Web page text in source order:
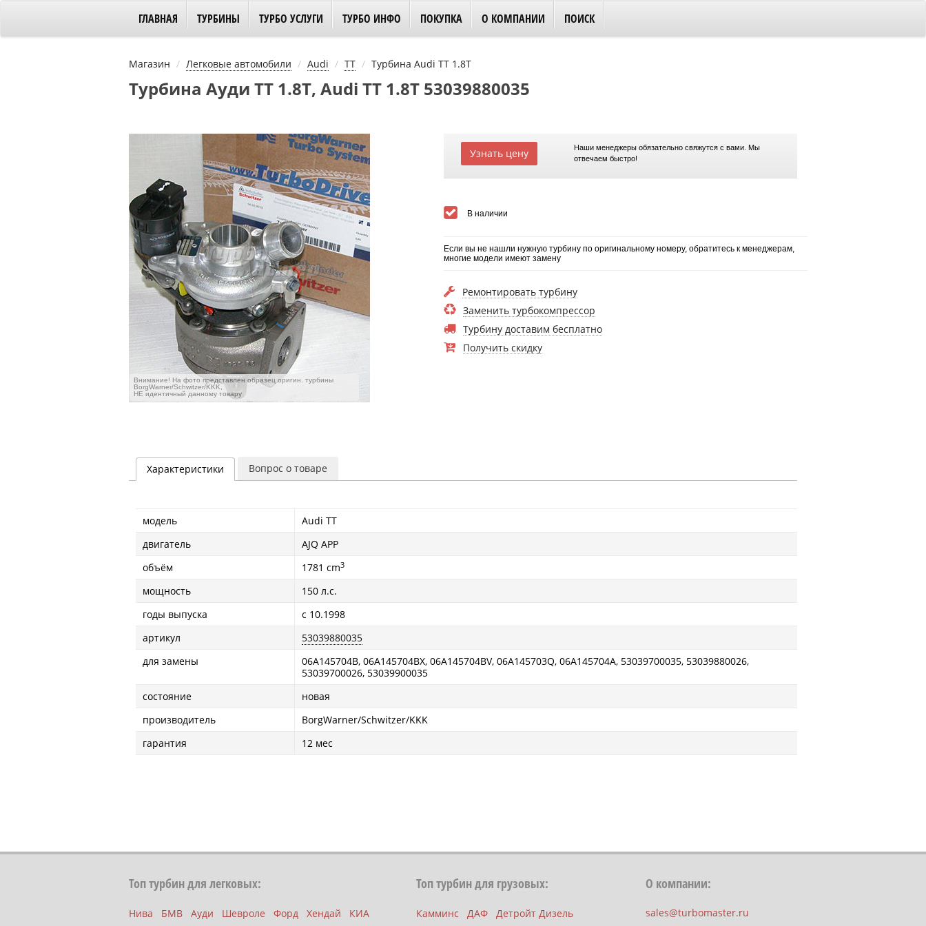
ГЛАВНАЯ ТУРБИНЫ ТУРБО УСЛУГИ ТУРБО ИНФО ПОКУПКА О КОМПАНИИ ПОИСК
Магазин Легковые автомобили Audi TT Турбина Audi TT 1.8T
Турбина Ауди ТТ 1.8T, Audi TT 1.8T 53039880035
Внимание! На фото представлен образец оригин. турбины
BorgWarner/Schwitzer/KKK,
НЕ идентичный данному товару
Узнать цену
Наши менеджеры обязательно свяжутся с вами. Мы
отвечаем быстро!
В наличии
Если вы не нашли нужную турбину по оригинальному номеру, обратитесь к менеджерам,
многие модели имеют замену
Ремонтировать турбину
Заменить турбокомпрессор
Турбину доставим бесплатно
Получить скидку
Характеристики Вопрос о товаре
модель
Audi TT
двигатель
AJQ APP
объём
1781 cm3
мощность
150 л.с.
годы выпуска
с 10.1998
артикул
53039880035
для замены
06A145704B, 06A145704BX, 06A145704BV, 06A145703Q, 06A145704A, 53039700035, 53039880026,
53039700026, 53039900035
состояние
новая
производитель
BorgWarner/Schwitzer/KKK
гарантия
12 мес
Топ турбин для легковых:
Нива БМВ Ауди Шевроле Форд Хендай
КИА
Топ турбин для грузовых:
Камминс ДАФ
Детройт Дизель
О компании:
sales@turbomaster.ru